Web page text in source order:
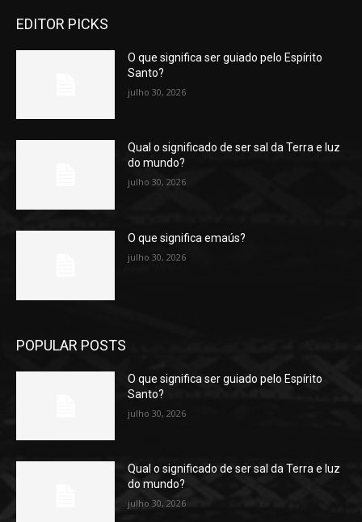
EDITOR PICKS
O que significa ser guiado pelo Espírito
Santo?
julho 30, 2026
Qual o significado de ser sal da Terra e luz
do mundo?
julho 30, 2026
O que significa emaús?
julho 30, 2026
POPULAR POSTS
O que significa ser guiado pelo Espírito
Santo?
julho 30, 2026
Qual o significado de ser sal da Terra e luz
do mundo?
julho 30, 2026